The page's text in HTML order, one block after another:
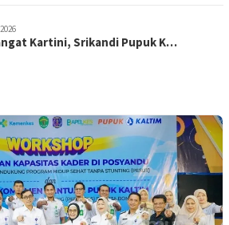
Kartini, Srikandi Pupuk K…